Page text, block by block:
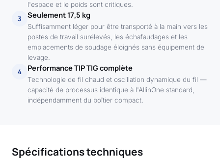
l'espace et le poids sont critiques.
3 Seulement 17,5 kg
Suffisamment léger pour être transporté à la main vers les
postes de travail surélevés, les échafaudages et les
emplacements de soudage éloignés sans équipement de
levage.
4 Performance TIP TIG complète
Technologie de fil chaud et oscillation dynamique du fil —
capacité de processus identique à l'AllinOne standard,
indépendamment du boîtier compact.
Spécifications techniques